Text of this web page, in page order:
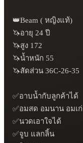
👑Beam ( หญิงแท้)
🦄อายุ 24 ปี
🦄สูง 172
🦄น้ำหนัก 55
🦄สัดส่วน 36C-26-35
✅อาบน้ำกับลูกค้าได้
✅อมสด อมนาน อมเก่
✅นวดเอาใจได้
✅จูบ แลกลิ้น